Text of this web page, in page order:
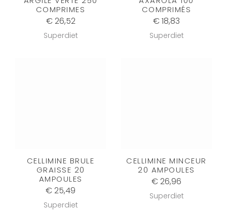
COMPRIMES
€ 26,52
Superdiet
COMPRIMÉS
€ 18,83
Superdiet
CELLIMINE BRULE
GRAISSE 20
AMPOULES
€ 25,49
Superdiet
CELLIMINE MINCEUR
20 AMPOULES
€ 26,96
Superdiet